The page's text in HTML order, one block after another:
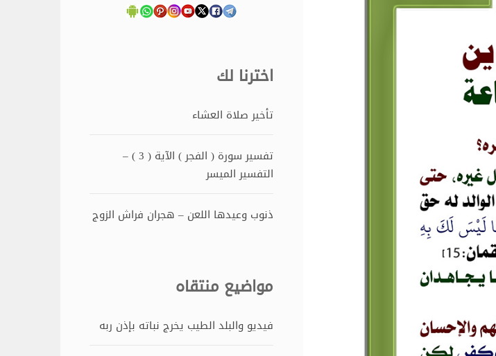
اخترنا لك
تأخير صلاة العشاء
تفسير سورة ( الفجر ) الآية ( 3 ) –
التفسير الميسر
ذنوب وعيدها اللعن – هجران فراش الزوج
مواضيع منتقاه
فيديو والبلد الطيب يخرج نباته بإذن ربه